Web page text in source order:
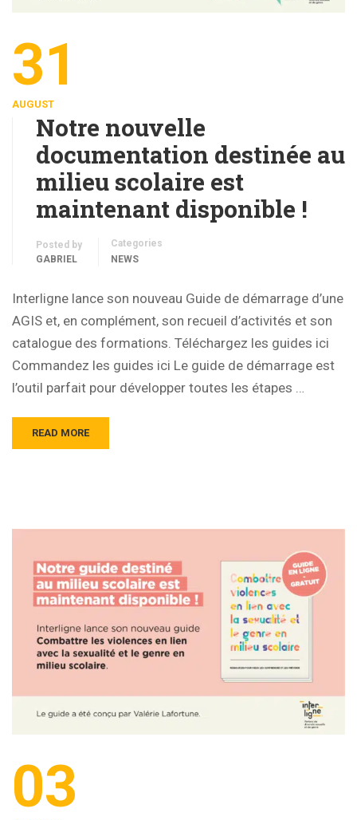
31
AUGUST
Notre nouvelle
documentation destinée au
milieu scolaire est
maintenant disponible !
Posted by
GABRIEL
Categories
NEWS
Interligne lance son nouveau Guide de démarrage d’une
AGIS et, en complément, son recueil d’activités et son
catalogue des formations. Téléchargez les guides ici
Commandez les guides ici Le guide de démarrage est
l’outil parfait pour développer toutes les étapes …
READ MORE
03